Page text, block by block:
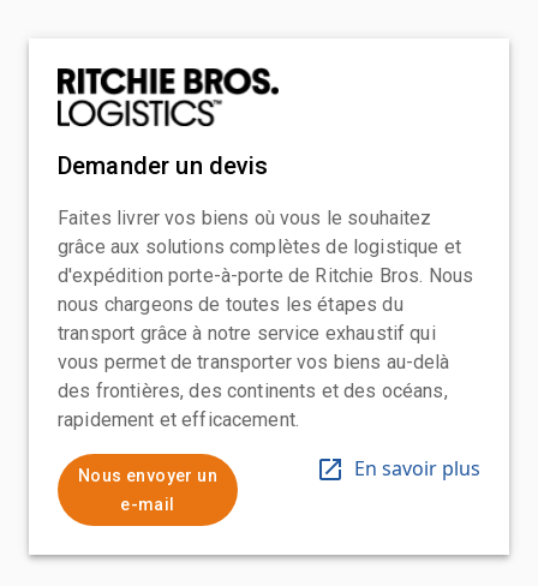
Demander un devis
Faites livrer vos biens où vous le souhaitez
grâce aux solutions complètes de logistique et
d'expédition porte-à-porte de Ritchie Bros. Nous
nous chargeons de toutes les étapes du
transport grâce à notre service exhaustif qui
vous permet de transporter vos biens au-delà
des frontières, des continents et des océans,
rapidement et efficacement.
Nous envoyer un
e-mail
En savoir plus